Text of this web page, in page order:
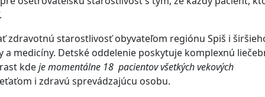
zdravotnú starostlivosť obyvateľom regiónu Spiš i
medicíny. Detské oddelenie poskytuje komplexnú
kdeje momentálne 18 pacientov všetkých vekových
i zdravú sprevádzajúcu osobu.